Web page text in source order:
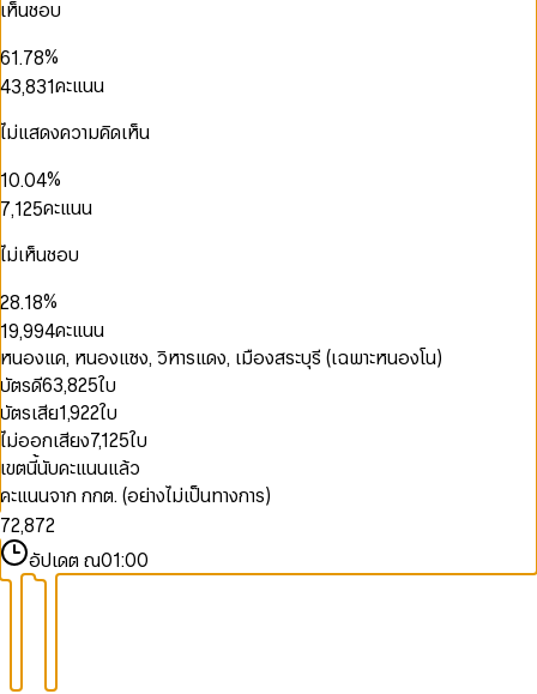
เห็นชอบ
4
6
7
8
9
1
2
3
4
5
6
7
8
.
5
7
8
9
6
8
9
%
1
3
4
6
8
9
0
2
3
5
7
8
9
,
5
7
8
0
2
3
5
7
8
9
0
1
3
5
7
9
คะแนน
ไม่แสดงความคิดเห็น
1
2
3
4
5
6
7
8
9
0
1
2
3
4
5
6
7
8
9
.0
1
2
3
4
5
6
7
8
9
0
2
4
5
6
7
8
9
%
0
1
2
3
4
6
7
9
,
0
1
3
5
6
7
8
9
1
2
4
6
7
8
9
0
1
2
4
5
7
9
คะแนน
ไม่เห็นชอบ
0
2
3
4
5
6
7
8
9
0
2
3
4
6
8
9
.1
2
3
4
5
6
7
8
9
0
2
3
4
6
8
9
%
1
2
3
4
5
6
7
8
9
0
2
3
4
5
6
8
9,
0
2
3
4
5
6
8
9
0
2
3
4
5
6
8
9
1
2
3
4
5
6
7
8
9
คะแนน
หนองแค, หนองแซง, วิหารแดง, เมืองสระบุรี (เฉพาะหนองโน)
บัตรดี63,825ใบ
บัตรเสีย1,922ใบ
ไม่ออกเสียง7,125ใบ
เขตนี้นับคะแนนแล้ว
คะแนนจาก กกต. (อย่างไม่เป็นทางการ)
0
1
2
3
4
5
6
7
8
9
0
1
2
3
4
5
,
0
1
2
3
4
5
6
7
8
9
0
1
2
3
4
5
6
7
8
9
0
1
2
3
4
5
อัปเดต ณ01:00